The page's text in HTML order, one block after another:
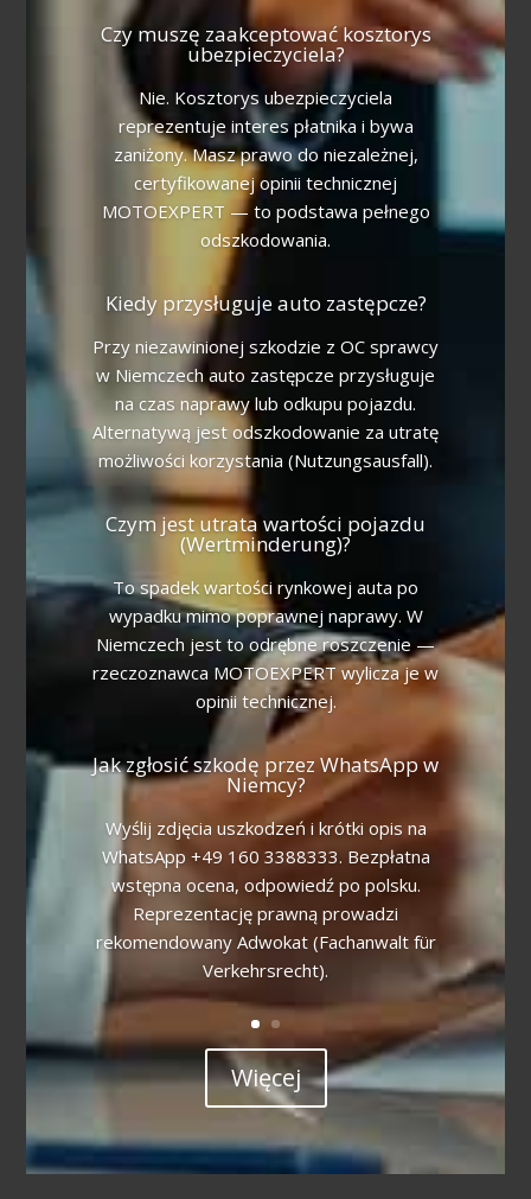
Czy muszę zaakceptować kosztorys
ubezpieczyciela?
Nie. Kosztorys ubezpieczyciela
reprezentuje interes płatnika i bywa
zaniżony. Masz prawo do niezależnej,
certyfikowanej opinii technicznej
MOTOEXPERT — to podstawa pełnego
odszkodowania.
Kiedy przysługuje auto zastępcze?
Przy niezawinionej szkodzie z OC sprawcy
w Niemczech auto zastępcze przysługuje
na czas naprawy lub odkupu pojazdu.
Alternatywą jest odszkodowanie za utratę
możliwości korzystania (Nutzungsausfall).
Czym jest utrata wartości pojazdu
(Wertminderung)?
To spadek wartości rynkowej auta po
wypadku mimo poprawnej naprawy. W
Niemczech jest to odrębne roszczenie —
rzeczoznawca MOTOEXPERT wylicza je w
opinii technicznej.
Jak zgłosić szkodę przez WhatsApp w
Niemcy?
Wyślij zdjęcia uszkodzeń i krótki opis na
WhatsApp +49 160 3388333. Bezpłatna
wstępna ocena, odpowiedź po polsku.
Reprezentację prawną prowadzi
rekomendowany Adwokat (Fachanwalt für
Verkehrsrecht).
Więcej